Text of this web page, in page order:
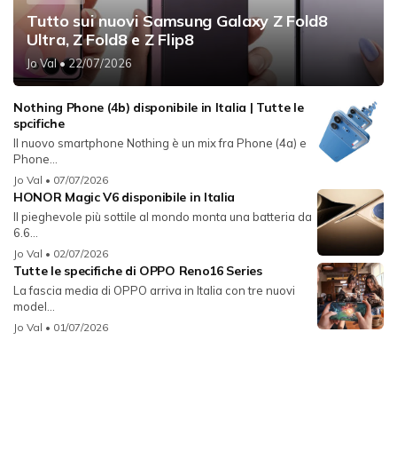
Tutto sui nuovi Samsung Galaxy Z Fold8
Ultra, Z Fold8 e Z Flip8
Jo Val• 22/07/2026
Nothing Phone (4b) disponibile in Italia | Tutte le
spcifiche
Il nuovo smartphone Nothing è un mix fra Phone (4a) e
Phone...
Jo Val • 07/07/2026
HONOR Magic V6 disponibile in Italia
Il pieghevole più sottile al mondo monta una batteria da
6.6...
Jo Val • 02/07/2026
Tutte le specifiche di OPPO Reno16 Series
La fascia media di OPPO arriva in Italia con tre nuovi
model...
Jo Val • 01/07/2026